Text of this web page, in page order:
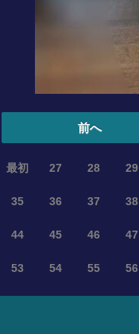
前へ
最初 27 28 29
35 36 37 38
44 45 46 47
53 54 55 56